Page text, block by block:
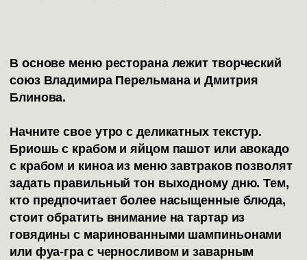
В основе меню ресторана лежит творческий
союз Владимира Перельмана и Дмитрия
Блинова.
Начните свое утро с деликатных текстур.
Бриошь с крабом и яйцом пашот или авокадо
с крабом и киноа из меню завтраков позволят
задать правильный тон выходному дню. Тем,
кто предпочитает более насыщенные блюда,
стоит обратить внимание на тартар из
говядины с маринованными шампиньонами
или фуа-гра с черносливом и заварным